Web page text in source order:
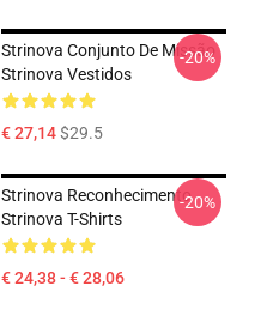
Strinova Conjunto De Missão
Strinova Vestidos
€ 27,14$29.5
-20%
Strinova Reconhecimento
Strinova T-Shirts
€ 24,38 - € 28,06
-20%